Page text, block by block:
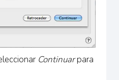
Continuarpara